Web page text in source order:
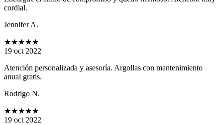
cordial.
Jennifer A.
★★★★★
19 oct 2022
Atención personalizada y asesoría. Argollas con mantenimiento
anual gratis.
Rodrigo N.
★★★★★
19 oct 2022